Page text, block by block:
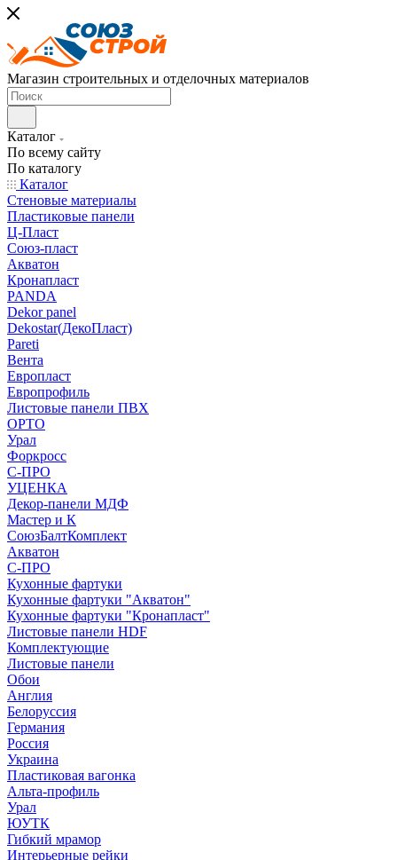
Магазин строительных и отделочных материалов
Каталог
По всему сайту
По каталогу
Каталог
Стеновые материалы
Пластиковые панели
Ц-Пласт
Союз-пласт
Акватон
Кронапласт
PANDA
Dekor panel
Dekostar(ДекоПласт)
Pareti
Вента
Европласт
Европрофиль
Листовые панели ПВХ
ОРТО
Урал
Форкросс
С-ПРО
УЦЕНКА
Декор-панели МДФ
Мастер и К
СоюзБалтКомплект
Акватон
С-ПРО
Кухонные фартуки
Кухонные фартуки "Акватон"
Кухонные фартуки "Кронапласт"
Листовые панели HDF
Комплектующие
Листовые панели
Обои
Англия
Белоруссия
Германия
Россия
Украина
Пластиковая вагонка
Альта-профиль
Урал
ЮУТК
Гибкий мрамор
Интерьерные рейки